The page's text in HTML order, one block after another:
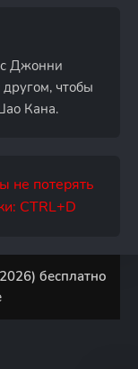
Джонни
чтобы
Кана.
не потерять
CTRL+D
бесплатно